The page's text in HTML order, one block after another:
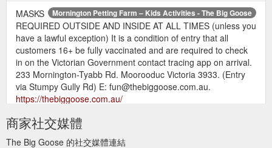
Mornington Petting Farm – Kids Activities - The Big Goose
MASKS
REQUIRED OUTSIDE AND INSIDE AT ALL TIMES (unless you
have a lawful exception) It is a condition of entry that all
customers 16+ be fully vaccinated and are required to check
in on the Victorian Government contact tracing app on arrival.
233 Mornington-Tyabb Rd. Moorooduc Victoria 3933. (Entry
via Stumpy Gully Rd) E: fun@thebiggoose.com.au.
https://thebiggoose.com.au/
商家社交媒體
The Big Goose 的社交媒體連結